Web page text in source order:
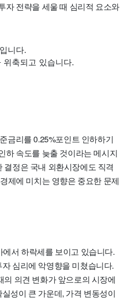
자 전략을 세울 때 심리적 요소와
니다.
축되고 있습니다.
금리를 0.25%포인트 인하하기
하 속도를 늦출 것이라는 메시지
정은 국내 외환시장에도 직격
제에 미치는 영향은 중요한 문제
서 하락세를 보이고 있습니다.
심리에 악영향을 미쳤습니다.
의견 변화가 앞으로의 시장에
성이 큰 가운데, 가격 변동성이